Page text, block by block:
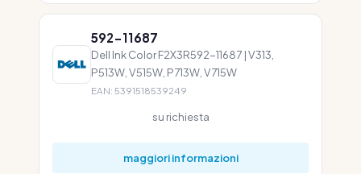
592-11687
Dell Ink Color F2X3R592-11687 | V313,
P513W, V515W, P713W, V715W
EAN: 5391518539249
su richiesta
maggiori informazioni